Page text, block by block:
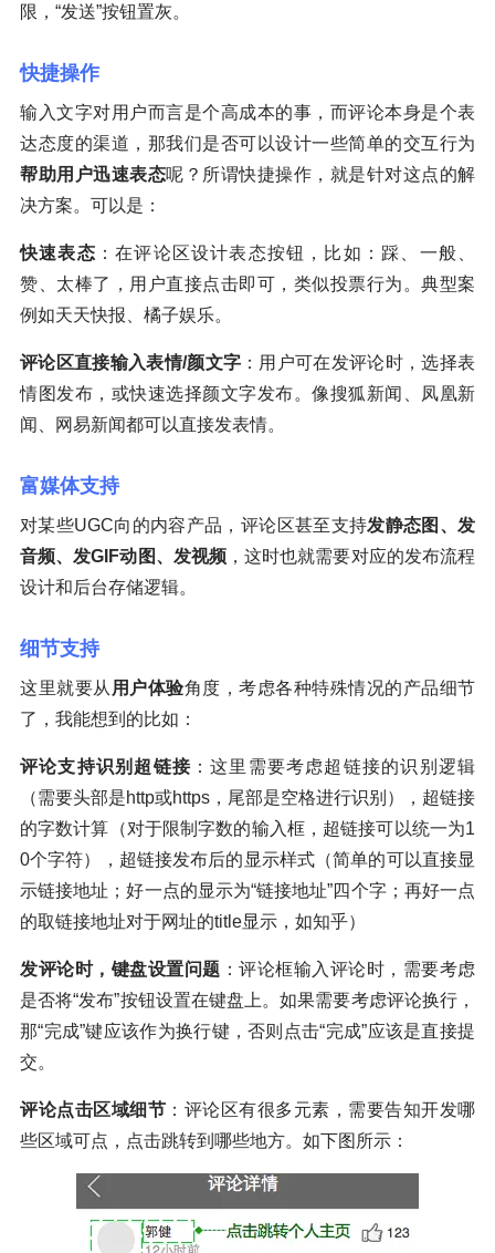
限，“发送”按钮置灰。
快捷操作
输入文字对用户而言是个高成本的事，而评论本身是个表
达态度的渠道，那我们是否可以设计一些简单的交互行为
帮助用户迅速表态呢？所谓快捷操作，就是针对这点的解
决方案。可以是：
快速表态 ：在评论区设计表态按钮，比如：踩、一般、
赞、太棒了，用户直接点击即可，类似投票行为。典型案
例如天天快报、橘子娱乐。
评论区直接输入表情/颜文字 ：用户可在发评论时，选择表
情图发布，或快速选择颜文字发布。像搜狐新闻、凤凰新
闻、网易新闻都可以直接发表情。
富媒体支持
对某些UGC向的内容产品，评论区甚至支持发静态图、发
音频、发GIF动图、发视频，这时也就需要对应的发布流程
设计和后台存储逻辑。
细节支持
这里就要从 用户体验角度，考虑各种特殊情况的产品细节
了，我能想到的比如：
评论支持识别超链接：这里需要考虑超链接的识别逻辑
（需要头部是http或https，尾部是空格进行识别），超链接
的字数计算（对于限制字数的输入框，超链接可以统一为1
0个字符），超链接发布后的显示样式（简单的可以直接显
示链接地址；好一点的显示为“链接地址”四个字；再好一点
的取链接地址对于网址的title显示，如知乎）
发评论时，键盘设置问题 ：评论框输入评论时，需要考虑
是否将“发布”按钮设置在键盘上。如果需要考虑评论换行，
那“完成”键应该作为换行键，否则点击“完成”应该是直接提
交。
评论点击区域细节 ：评论区有很多元素，需要告知开发哪
些区域可点，点击跳转到哪些地方。如下图所示：